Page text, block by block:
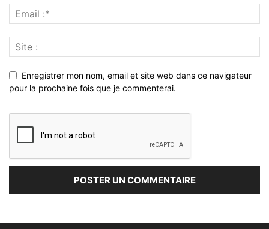
Enregistrer mon nom, email et site web dans ce navigateur
pour la prochaine fois que je commenterai.